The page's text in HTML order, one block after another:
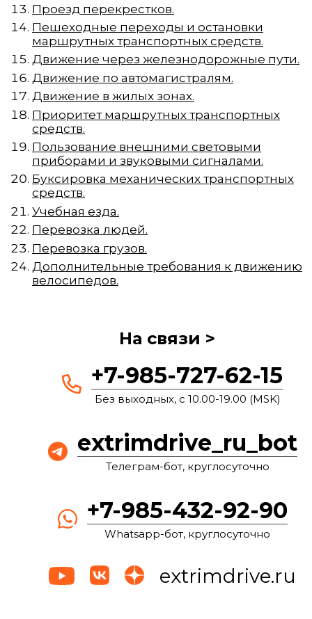
Проезд перекрестков.
Пешеходные переходы и остановки
маршрутных транспортных средств.
Движение через железнодорожные пути.
Движение по автомагистралям.
Движение в жилых зонах.
Приоритет маршрутных транспортных
средств.
Пользование внешними световыми
приборами и звуковыми сигналами.
Буксировка механических транспортных
средств.
Учебная езда.
Перевозка людей.
Перевозка грузов.
Дополнительные требования к движению
велосипедов.
На связи >
+7-985-727-62-15
Без выходных, с 10.00-19.00 (MSK)
extrimdrive_ru_bot
Телеграм-бот, круглосуточно
+7-985-432-92-90
Whatsapp-бот, круглосуточно
extrimdrive.ru